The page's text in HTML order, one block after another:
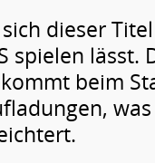
dieser
spielen lässt.
beim